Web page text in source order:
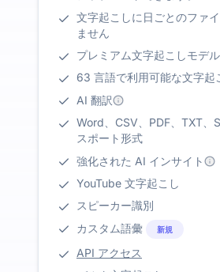
文字起こしに日ごとのファ
ません
プレミアム文字起こしモデル
63 言語で利用可能な文字起
AI 翻訳
Word、CSV、PDF、TXT、
スポート形式
強化された AI インサイト
YouTube 文字起こし
スピーカー識別
カスタム語彙
新規
API アクセス